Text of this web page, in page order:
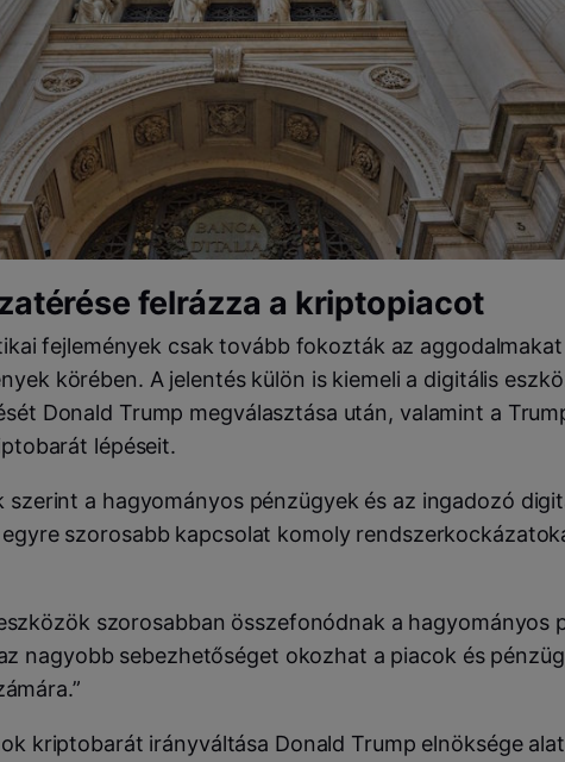
felrázza a kriptopiacot
fejlemények csak tovább fokozták az aggodalmakat
körében. A jelentés külön is kiemeli a digitális
Donald Trump megválasztása után, valamint a
lépéseit.
szerint a hagyományos pénzügyek és az ingadozó
szorosabb kapcsolat komoly
szorosabban összefonódnak a hagyományos
nagyobb sebezhetőséget okozhat a piacok és
kriptobarát irányváltása Donald Trump elnöksége